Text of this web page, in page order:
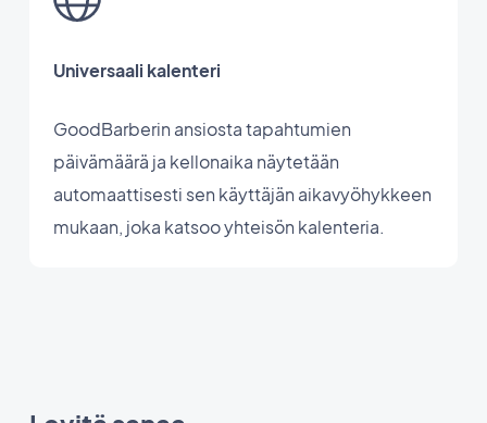
Universaali kalenteri
GoodBarberin ansiosta tapahtumien
päivämäärä ja kellonaika näytetään
automaattisesti sen käyttäjän aikavyöhykkeen
mukaan, joka katsoo yhteisön kalenteria.